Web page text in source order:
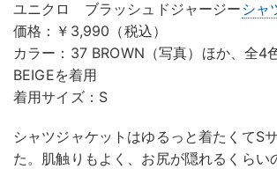
ユニクロ ブラッシュドジャージー シャ
価格：￥3,990（税込）
カラー：37 BROWN（写真）ほか、全
BEIGEを着用
着用サイズ：S
シャツジャケットはゆるっと着たくてS
た。肌触りもよく、お尻が隠れるくらい